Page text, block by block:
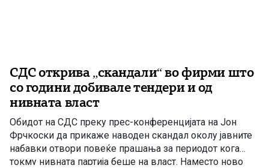
СДС открива „скандали“ во фирми што
со години добивале тендери и од
нивната власт
Обидот на СДС преку прес-конференцијата на Јон
Фрчкоски да прикаже наводен скандал околу јавните
набавки отвори повеќе прашања за периодот кога
токму нивната партија беше на власт. Наместо ново